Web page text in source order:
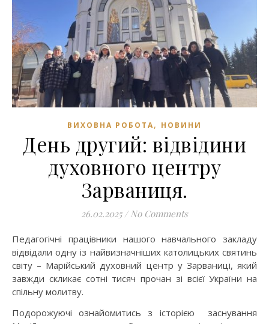
ВИХОВНА РОБОТА, НОВИНИ
День другий: відвідини
духовного центру
Зарваниця.
26.02.2025 / No Comments
Педагогічні працівники нашого навчального закладу
відвідали одну із найвизначніших католицьких святинь
світу – Марійський духовний центр у Зарваниці, який
завжди скликає сотні тисяч прочан зі всієї України на
спільну молитву.
Подорожуючі ознайомитись з історією заснування